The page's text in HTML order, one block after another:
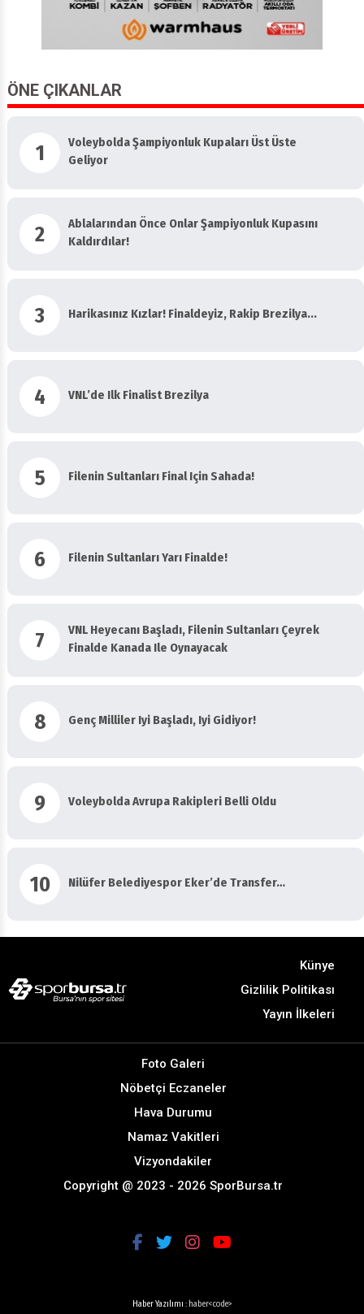
ÖNE ÇIKANLAR
1
Voleybolda Şampiyonluk Kupaları Üst Üste
Geliyor
2
Ablalarından Önce Onlar Şampiyonluk Kupasını
Kaldırdılar!
3 Harikasınız Kızlar! Finaldeyiz, Rakip Brezilya...
4 VNL’de Ilk Finalist Brezilya
5 Filenin Sultanları Final Için Sahada!
6 Filenin Sultanları Yarı Finalde!
7
VNL Heyecanı Başladı, Filenin Sultanları Çeyrek
Finalde Kanada Ile Oynayacak
8 Genç Milliler Iyi Başladı, Iyi Gidiyor!
9 Voleybolda Avrupa Rakipleri Belli Oldu
10 Nilüfer Belediyespor Eker’de Transfer…
Künye
Gizlilik Politikası
Yayın İlkeleri
Foto Galeri
Nöbetçi Eczaneler
Hava Durumu
Namaz Vakitleri
Vizyondakiler
Copyright @ 2023 - 2026 SporBursa.tr
Haber Yazılımı : haber<code>